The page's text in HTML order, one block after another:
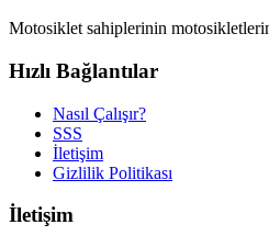
Motosiklet sahiplerinin
Hızlı Bağlantılar
Nasıl Çalışır?
SSS
İletişim
Gizlilik Politikası
İletişim